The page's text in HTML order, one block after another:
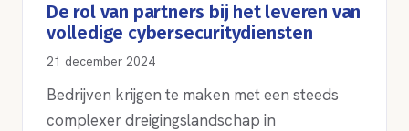
De rol van partners bij het leveren van
volledige cybersecuritydiensten
21 december 2024
Bedrijven krijgen te maken met een steeds
complexer dreigingslandschap in